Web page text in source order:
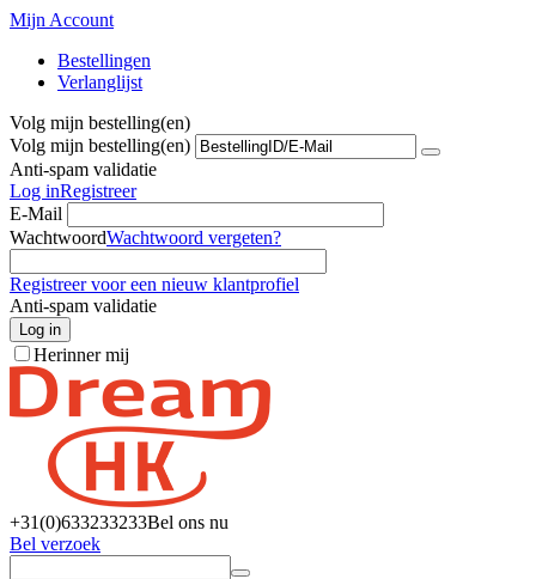
Mijn Account
Bestellingen
Verlanglijst
Volg mijn bestelling(en)
Volg mijn bestelling(en)
Anti-spam validatie
Log inRegistreer
E-Mail
WachtwoordWachtwoord vergeten?
Registreer voor een nieuw klantprofiel
Anti-spam validatie
Log in
Herinner mij
+31(0)633233233Bel ons nu
Bel verzoek